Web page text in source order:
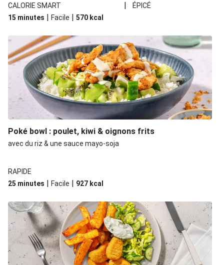
CALORIE SMART |
ÉPICÉ
15 minutes | Facile | 570 kcal
Poké bowl : poulet, kiwi & oignons frits
avec du riz & une sauce mayo-soja
RAPIDE
25 minutes | Facile | 927 kcal